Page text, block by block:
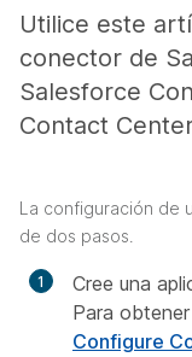
Utilice este
conector de
Salesforce
Contact
La configuración de
de dos pasos.
Cree una
Para
Configure